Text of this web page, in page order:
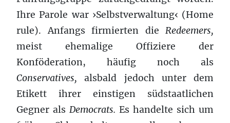
Ihre Parole war ›Selbstverwaltung‹ (Home
rule). Anfangs firmierten die Redeemers,
meist ehemalige Offiziere der
Konföderation, häufig noch als
Conservatives, alsbald jedoch unter dem
Etikett ihrer einstigen südstaatlichen
Gegner als Democrats. Es handelte sich um